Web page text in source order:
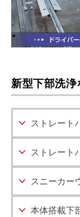
新型下部洗浄
ストレート
ストレート
スニーカー
本体搭載下